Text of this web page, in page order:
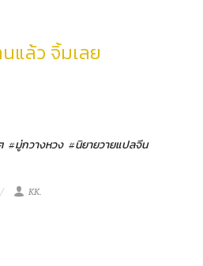
แล้ว จิ้มเลย
#มู่กวางหวง #นิยายวายแปลจีน
KK.